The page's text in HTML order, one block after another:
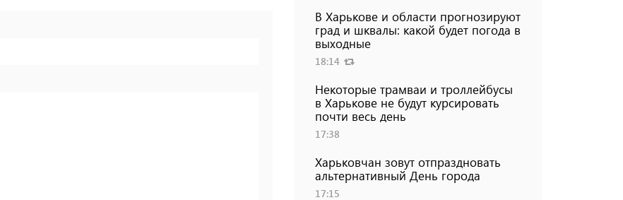
В Харькове и области прогнозируют
град и шквалы: какой будет погода в
выходные
18:14
Некоторые трамваи и троллейбусы
в Харькове не будут курсировать
почти весь день
17:38
Харьковчан зовут отпраздновать
альтернативный День города
17:15